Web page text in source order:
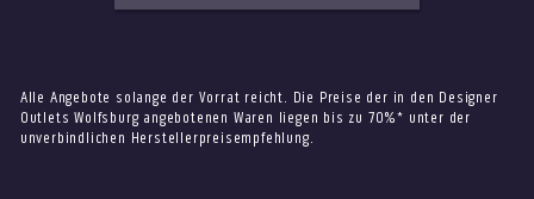
Alle Angebote solange der Vorrat reicht. Die Preise der in den Designer
Outlets Wolfsburg angebotenen Waren liegen bis zu 70%* unter der
unverbindlichen Herstellerpreisempfehlung.